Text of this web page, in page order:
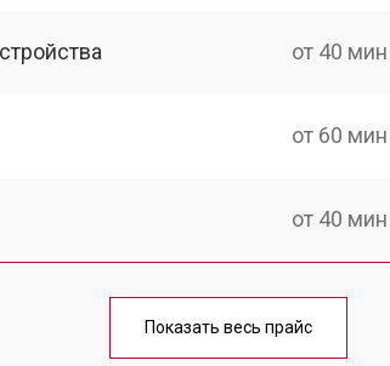
от 40 мин
от 60 мин
от 40 мин
от 70 мин
Показать весь прайс